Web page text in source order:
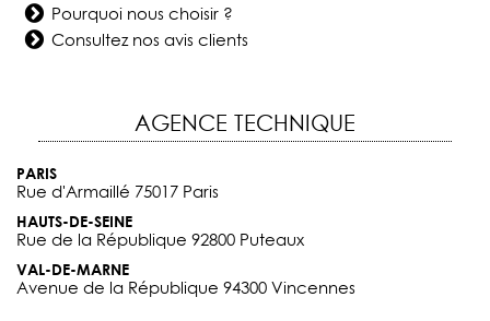
Pourquoi nous choisir ?
Consultez nos avis clients
AGENCE TECHNIQUE
PARIS
Rue d'Armaillé 75017 Paris
HAUTS-DE-SEINE
Rue de la République 92800 Puteaux
VAL-DE-MARNE
Avenue de la République 94300 Vincennes